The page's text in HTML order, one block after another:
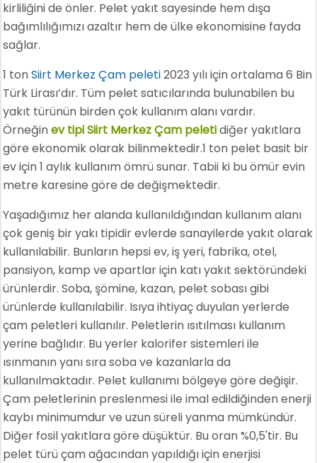
kirliliğini de önler. Pelet yakıt sayesinde hem dışa
bağımlılığımızı azaltır hem de ülke ekonomisine fayda
sağlar.
1 tonSiirt Merkez Çam peleti2023 yılı için ortalama 6 Bin
Türk Lirası’dır. Tüm pelet satıcılarında bulunabilen bu
yakıt türünün birden çok kullanım alanı vardır.
Örneğinev tipi Siirt Merkez Çam peletidiğer yakıtlara
göre ekonomik olarak bilinmektedir.1 ton pelet basit bir
ev için 1 aylık kullanım ömrü sunar. Tabii ki bu ömür evin
metre karesine göre de değişmektedir.
Yaşadığımız her alanda kullanıldığından kullanım alanı
çok geniş bir yakı tipidir evlerde sanayilerde yakıt olarak
kullanılabilir. Bunların hepsi ev, iş yeri, fabrika, otel,
pansiyon, kamp ve apartlar için katı yakıt sektöründeki
ürünlerdir. Soba, şömine, kazan, pelet sobası gibi
ürünlerde kullanılabilir. Isıya ihtiyaç duyulan yerlerde
çam peletleri kullanılır. Peletlerin ısıtılması kullanım
yerine bağlıdır. Bu yerler kalorifer sistemleri ile
ısınmanın yanı sıra soba ve kazanlarla da
kullanılmaktadır. Pelet kullanımı bölgeye göre değişir.
Çam peletlerinin preslenmesi ile imal edildiğinden enerji
kaybı minimumdur ve uzun süreli yanma mümkündür.
Diğer fosil yakıtlara göre düşüktür. Bu oran %0,5'tir. Bu
pelet türü çam ağacından yapıldığı için enerjisi